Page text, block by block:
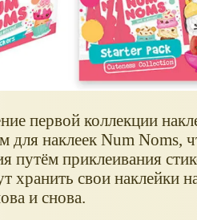
первой коллекции
наклеек Num Noms,
путём приклеивания
хранить свои наклейки
и снова.